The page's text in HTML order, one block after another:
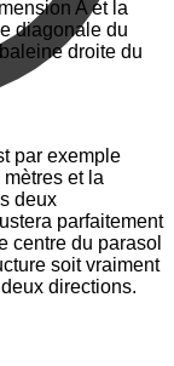
A et la
diagonale du
droite du
par exemple
et la
deux
parfaitement
centre du parasol
soit vraiment
directions.